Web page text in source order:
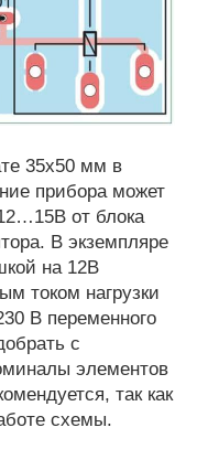
35х50 мм в
прибора может
от блока
В экземпляре
на 12В
током нагрузки
В переменного
с
элементов
так как
схемы.